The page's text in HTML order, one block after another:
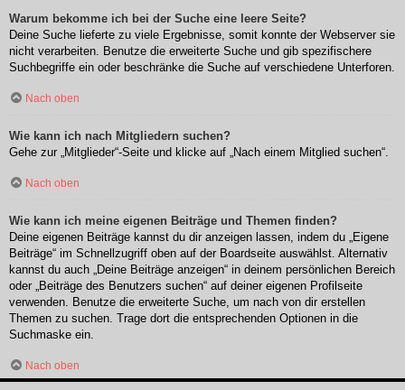
Warum bekomme ich bei der Suche eine leere Seite?
Deine Suche lieferte zu viele Ergebnisse, somit konnte der Webserver sie
nicht verarbeiten. Benutze die erweiterte Suche und gib spezifischere
Suchbegriffe ein oder beschränke die Suche auf verschiedene Unterforen.
Nach oben
Wie kann ich nach Mitgliedern suchen?
Gehe zur „Mitglieder“-Seite und klicke auf „Nach einem Mitglied suchen“.
Nach oben
Wie kann ich meine eigenen Beiträge und Themen finden?
Deine eigenen Beiträge kannst du dir anzeigen lassen, indem du „Eigene
Beiträge“ im Schnellzugriff oben auf der Boardseite auswählst. Alternativ
kannst du auch „Deine Beiträge anzeigen“ in deinem persönlichen Bereich
oder „Beiträge des Benutzers suchen“ auf deiner eigenen Profilseite
verwenden. Benutze die erweiterte Suche, um nach von dir erstellen
Themen zu suchen. Trage dort die entsprechenden Optionen in die
Suchmaske ein.
Nach oben